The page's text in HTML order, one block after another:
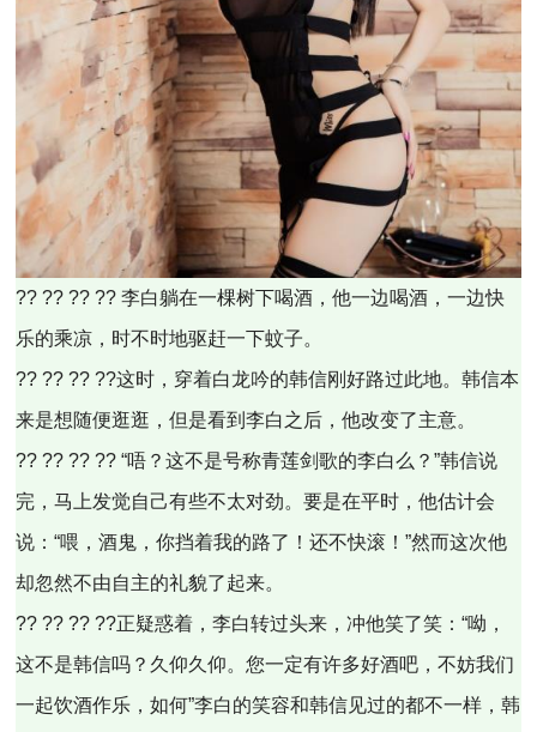
?? ?? ?? ?? 李白躺在一棵树下喝酒，他一边喝酒，一边快
乐的乘凉，时不时地驱赶一下蚊子。
?? ?? ?? ??这时，穿着白龙吟的韩信刚好路过此地。韩信本
来是想随便逛逛，但是看到李白之后，他改变了主意。
?? ?? ?? ?? “唔？这不是号称青莲剑歌的李白么？”韩信说
完，马上发觉自己有些不太对劲。要是在平时，他估计会
说：“喂，酒鬼，你挡着我的路了！还不快滚！”然而这次他
却忽然不由自主的礼貌了起来。
?? ?? ?? ??正疑惑着，李白转过头来，冲他笑了笑：“呦，
这不是韩信吗？久仰久仰。您一定有许多好酒吧，不妨我们
一起饮酒作乐，如何”李白的笑容和韩信见过的都不一样，韩